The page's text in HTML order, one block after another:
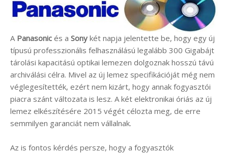
A Panasonic és a Sony két napja jelentette be, hogy egy új
típusú professzionális felhasználású legalább 300 Gigabájt
tárolási kapacitású optikai lemezen dolgoznak hosszú távú
archiválási célra. Mivel az új lemez specifikációját még nem
véglegesítették, ezért nem kizárt, hogy annak fogyasztói
piacra szánt változata is lesz. A két elektronikai óriás az új
lemez elkészítésére 2015 végét célozta meg, de erre
semmilyen garanciát nem vállalnak.
Az is fontos kérdés persze, hogy a fogyasztók